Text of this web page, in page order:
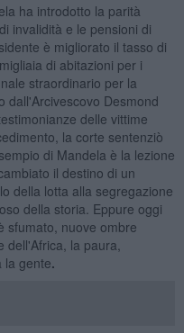
ha introdotto la parità
invalidità e le pensioni di
è migliorato il tasso di
di abitazioni per i
straordinario per la
dall'Arcivescovo Desmond
delle vittime
la corte sentenziò
di Mandela è la lezione
il destino di un
della lotta alla segregazione
della storia. Eppure oggi
sfumato, nuove ombre
la paura,
la gente.